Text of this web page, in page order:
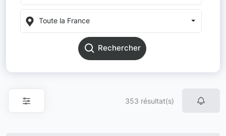
Toute la France
Rechercher
353 résultat(s)